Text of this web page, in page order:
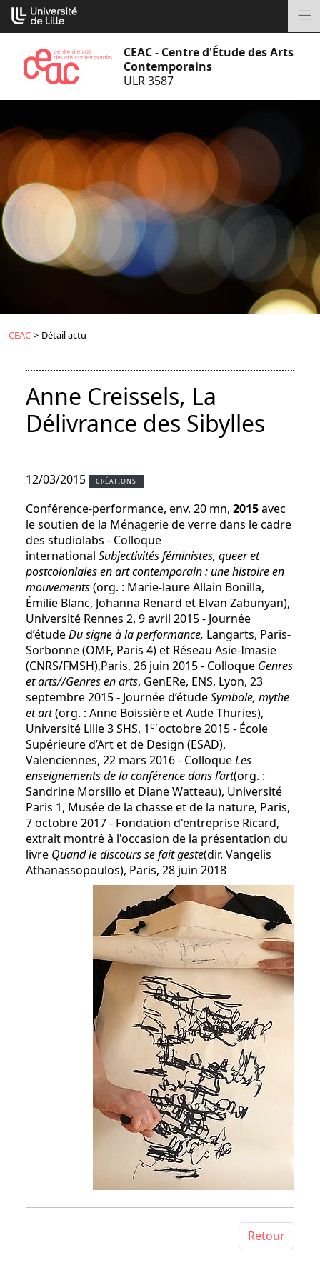
Aller
au
CEAC - Centre d'Étude des Arts
Contemporains
ULR 3587
CEAC > Détail actu
Anne Creissels, La
Délivrance des Sibylles
12/03/2015 CRÉATIONS
Conférence-performance, env. 20 mn, 2015avec
le soutien de la Ménagerie de verre dans le cadre
des studiolabs - Colloque
international Subjectivités féministes, queer et
postcoloniales en art contemporain : une histoire en
mouvements(org. : Marie-laure Allain Bonilla,
Émilie Blanc, Johanna Renard et Elvan Zabunyan),
Université Rennes 2, 9 avril 2015 - Journée
d’étudeDu signe à la performance, Langarts, Paris-
Sorbonne (OMF, Paris 4) et Réseau Asie-Imasie
(CNRS/FMSH),Paris, 26 juin 2015 - Colloque Genres
et arts//Genres en arts, GenERe, ENS, Lyon, 23
septembre 2015 - Journée d’étudeSymbole, mythe
et art(org. : Anne Boissière et Aude Thuries),
Université Lille 3 SHS, 1eroctobre 2015 - École
Supérieure d’Art et de Design (ESAD),
Valenciennes, 22 mars 2016 - ColloqueLes
enseignements de la conférence dans l’art(org. :
Sandrine Morsillo et Diane Watteau), Université
Paris 1, Musée de la chasse et de la nature, Paris,
7 octobre 2017 - Fondation d'entreprise Ricard,
extrait montré à l'occasion de la présentation du
livre Quand le discours se fait geste(dir. Vangelis
Athanassopoulos), Paris, 28 juin 2018
Retour
Cookies management panel